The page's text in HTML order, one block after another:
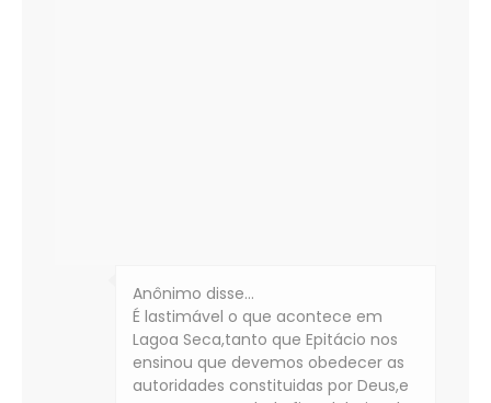
Anônimo disse…
É lastimável o que acontece em
Lagoa Seca,tanto que Epitácio nos
ensinou que devemos obedecer as
autoridades constituidas por Deus,e